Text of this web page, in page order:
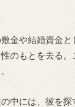
金や結婚資金
のもとを去る
中には、彼を